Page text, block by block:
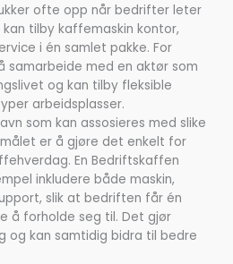
ofte opp når bedrifter leter
tilby kaffemaskin kontor,
i én samlet pakke. For
samarbeide med en aktør som
og kan tilby fleksible
arbeidsplasser.
som kan assosieres med slike
er å gjøre det enkelt for
En Bedriftskaffen
inkludere både maskin,
slik at bedriften får én
å forholde seg til. Det gjør
og kan samtidig bidra til bedre